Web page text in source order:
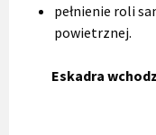
pełnienie roli
powietrznej.
Eskadra